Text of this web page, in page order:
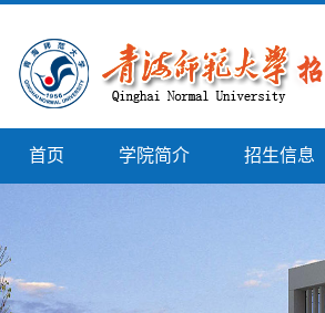
首页 学院简介 招生信息